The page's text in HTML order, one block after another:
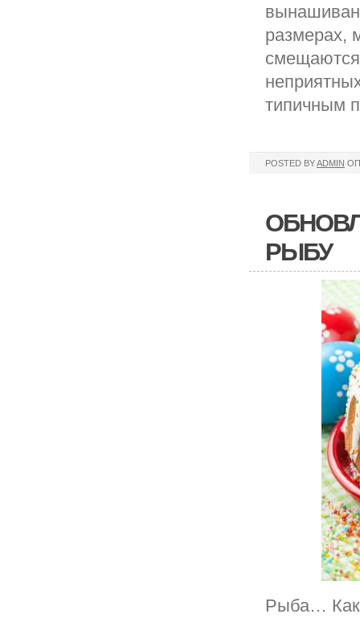
размерах,
смещаются
типичным
POSTED BYADMIN
РЫБУ
Рыба… Как